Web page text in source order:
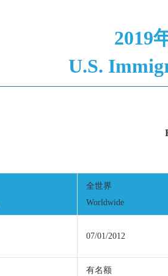
2019
U.S.
全世界
Worldwide
07/01/2012
有名额